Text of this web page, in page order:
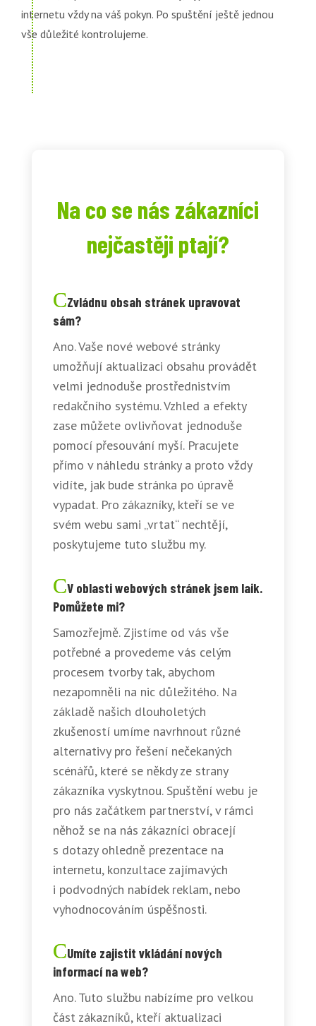
internetu vždy na váš pokyn. Po spuštění ještě jednou
vše důležité kontrolujeme.
Na co se nás zákazníci
nejčastěji ptají?
Zvládnu obsah stránek upravovat
sám?
Ano. Vaše nové webové stránky
umožňují aktualizaci obsahu provádět
velmi jednoduše prostřednistvím
redakčního systému. Vzhled a efekty
zase můžete ovlivňovat jednoduše
pomocí přesouvání myší. Pracujete
přímo v náhledu stránky a proto vždy
vidíte, jak bude stránka po úpravě
vypadat. Pro zákazníky, kteří se ve
svém webu sami „vrtat“ nechtějí,
poskytujeme tuto službu my.
V oblasti webových stránek jsem laik.
Pomůžete mi?
Samozřejmě. Zjistíme od vás vše
potřebné a provedeme vás celým
procesem tvorby tak, abychom
nezapomněli na nic důležitého. Na
základě našich dlouholetých
zkušeností umíme navrhnout různé
alternativy pro řešení nečekaných
scénářů, které se někdy ze strany
zákazníka vyskytnou. Spuštění webu je
pro nás začátkem partnerství, v rámci
něhož se na nás zákazníci obracejí
s dotazy ohledně prezentace na
internetu, konzultace zajímavých
i podvodných nabídek reklam, nebo
vyhodnocováním úspěšnosti.
Umíte zajistit vkládání nových
informací na web?
Ano. Tuto službu nabízíme pro velkou
část zákazníků, kteří aktualizaci